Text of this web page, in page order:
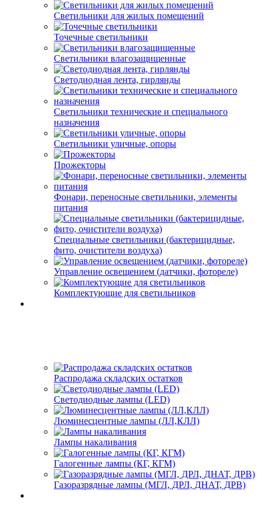
Светильники для жилых помещений
Точечные светильники
Светильники влагозащищенные
Светодиодная лента, гирлянды
Светильники технические и специального
назначения
Светильники уличные, опоры
Прожекторы
Фонари, переносные светильники, элементы
питания
Специальные светильники (бактерицидные,
фито, очистители воздуха)
Управление освещением (датчики, фотореле)
Комплектующие для светильников
Распродажа складских остатков
Светодиодные лампы (LED)
Люминесцентные лампы (ЛЛ,КЛЛ)
Лампы накаливания
Галогенные лампы (КГ, КГМ)
Газоразрядные лампы (МГЛ, ДРЛ, ДНАТ, ДРВ)